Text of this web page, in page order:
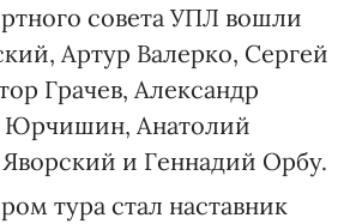
совета УПЛ вошли
Артур Валерко, Сергей
Грачев, Александр
Юрчишин, Анатолий
и Геннадий Орбу.
тура стал наставник